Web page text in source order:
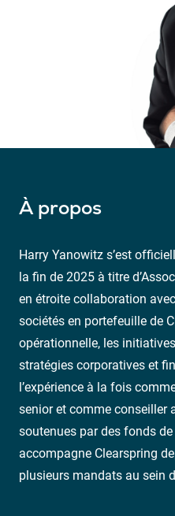
À propos
Harry Yanowitz s’est
la fin de 2025 à titre
en étroite collaboration
sociétés en portefeuille de
opérationnelle, les
stratégies corporatives et
l’expérience à la fois
senior et comme conseiller
soutenues par des fonds
accompagne Clearspring
plusieurs mandats au sein